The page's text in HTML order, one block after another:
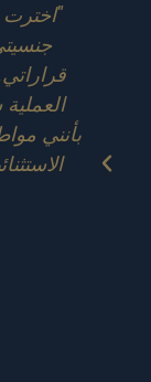
بأنني